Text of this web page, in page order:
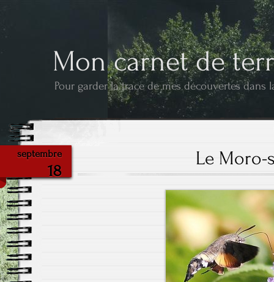
Mon carnet de
Pour garder la trace de mes découvertes dans
septembre
18
Le Moro-